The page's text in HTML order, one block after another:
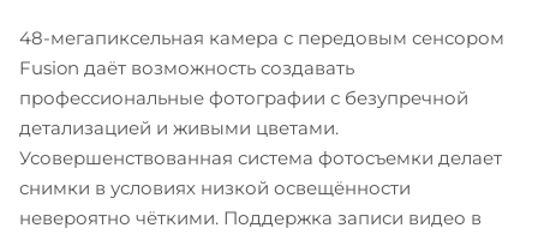
48-мегапиксельная камера с передовым сенсором
Fusion даёт возможность создавать
профессиональные фотографии с безупречной
детализацией и живыми цветами.
Усовершенствованная система фотосъемки делает
снимки в условиях низкой освещённости
невероятно чёткими. Поддержка записи видео в